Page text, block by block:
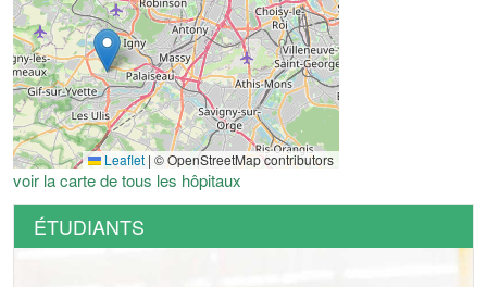
Leaflet | © OpenStreetMap contributors
voir la carte de tous les hôpitaux
ÉTUDIANTS